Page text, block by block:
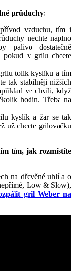
průduchy:
vzduchu, tím i
nechte naplno
palivo dostatečně
pokud v grilu chcete
tolik kyslíku a tím
tak stabilněji nižších
ve chvíli, když
hodin. Třeba na
kyslík a žár se tak
už chcete grilovačku
tím, jak rozmístíte
na dřevěné uhlí a o
Low & Slow),
gril Weber na